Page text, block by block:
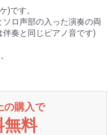
)です。
ロ声部の入った演奏の両
奏と同じピアノ音です)
の購入で
無料